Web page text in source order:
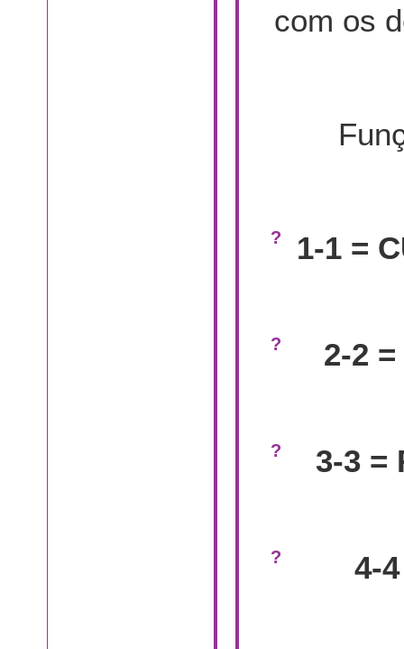
com os
1-1 =
2-2 =
3-3 =
4-